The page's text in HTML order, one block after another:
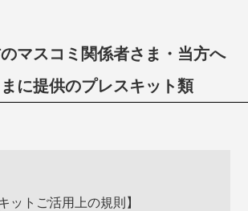
マスコミ関係者さま・当方へ
に提供のプレスキット類
ットご活用上の規則】